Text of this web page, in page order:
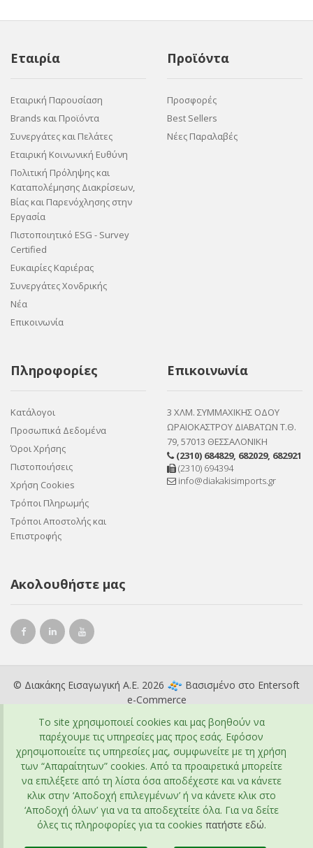
Εταιρία
Εταιρική Παρουσίαση
Brands και Προϊόντα
Συνεργάτες και Πελάτες
Εταιρική Κοινωνική Ευθύνη
Πολιτική Πρόληψης και
Καταπολέμησης Διακρίσεων,
Βίας και Παρενόχλησης στην
Εργασία
Πιστοποιητικό ESG - Survey
Certified
Ευκαιρίες Καριέρας
Συνεργάτες Χονδρικής
Νέα
Επικοινωνία
Προϊόντα
Προσφορές
Best Sellers
Νέες Παραλαβές
Πληροφορίες
Κατάλογοι
Προσωπικά Δεδομένα
Όροι Χρήσης
Πιστοποιήσεις
Χρήση Cookies
Τρόποι Πληρωμής
Τρόποι Αποστολής και
Επιστροφής
Επικοινωνία
3 ΧΛΜ. ΣΥΜΜΑΧΙΚΗΣ ΟΔΟΥ
ΩΡΑΙΟΚΑΣΤΡΟΥ ΔΙΑΒΑΤΩΝ Τ.Θ.
79, 57013 ΘΕΣΣΑΛΟΝΙΚΗ
(2310) 684829, 682029, 682921
(2310) 694394
info@diakakisimports.gr
Ακολουθήστε μας
© Διακάκης Εισαγωγική Α.Ε. 2026 Βασισμένο στο Entersoft
e-Commerce
To site χρησιμοποιεί cookies και μας βοηθούν να
παρέχουμε τις υπηρεσίες μας προς εσάς. Εφόσον
χρησιμοποιείτε τις υπηρεσίες μας, συμφωνείτε με τη χρήση
των “Απαραίτητων” cookies. Από τα προαιρετικά μπορείτε
να επιλέξετε από τη λίστα όσα αποδέχεστε και να κάνετε
κλικ στην ‘Αποδοχή επιλεγμένων’ ή να κάνετε κλικ στο
‘Αποδοχή όλων’ για να τα αποδεχτείτε όλα. Για να δείτε
όλες τις πληροφορίες για τα cookies πατήστε εδώ.